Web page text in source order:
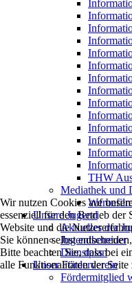
THW
Mediathek und
Unsere Jugend
Aktuelles der
Jugendbetreuer
Dienstplan
Unser Förderverein
Fördermitglied
Wir nutzen Cookies auf
essenziell für den Betrieb der
Website und die
Sie können selbst
Bitte beachten Sie, dass bei
alle Funktionalitäten der